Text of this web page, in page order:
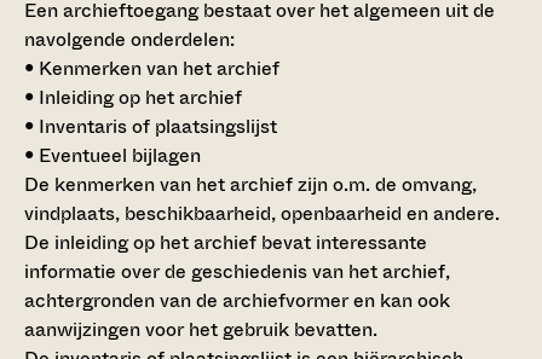
Een archieftoegang bestaat over het algemeen uit de
navolgende onderdelen:
• Kenmerken van het archief
• Inleiding op het archief
• Inventaris of plaatsingslijst
• Eventueel bijlagen
De kenmerken van het archief zijn o.m. de omvang,
vindplaats, beschikbaarheid, openbaarheid en andere.
De inleiding op het archief bevat interessante
informatie over de geschiedenis van het archief,
achtergronden van de archiefvormer en kan ook
aanwijzingen voor het gebruik bevatten.